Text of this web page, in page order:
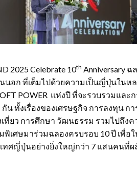
2025 Celebrate 10th Anniversary
นอก ที่เต็มไปด้วยความเป็นญี่ปุ่นใน
POWER แห่งปี ที่จะรวบรวมและ
น ทั้งเรื่องของเศรษฐกิจ การลงทุน ก
ยว การศึกษา วัฒนธรรม รวมไปถึง
เศษมาร่วมฉลองครบรอบ 10 ปี เพื่
ศญี่ปุ่นอย่างยิ่งใหญ่กว่า 7 แสนคนที่